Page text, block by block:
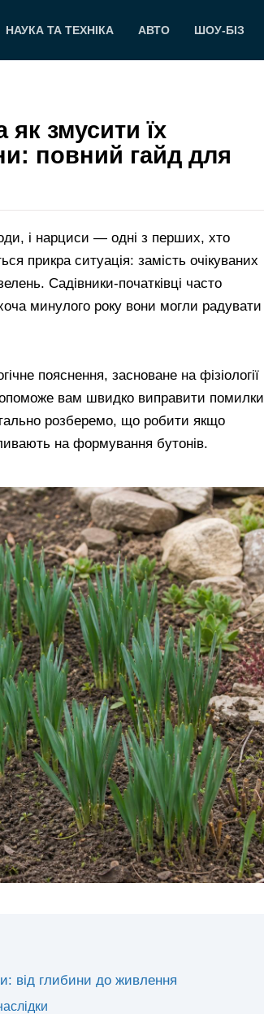
НАУКА ТА ТЕХНІКА АВТО ШОУ-БІЗ
змусити їх
повний гайд для
і нарциси — одні з перших, хто
прикра ситуація: замість очікуваних
Садівники-початківці часто
минулого року вони могли радувати
пояснення, засноване на фізіології
вам швидко виправити помилки
розберемо, що робити якщо
на формування бутонів.
від глибини до живлення